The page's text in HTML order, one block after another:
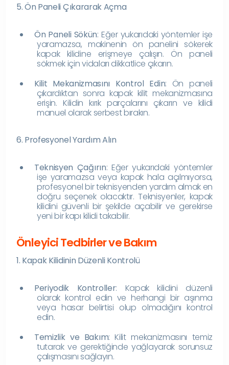
5. Ön Paneli Çıkararak Açma
Ön Paneli Sökün: Eğer yukarıdaki yöntemler işe
yaramazsa, makinenin ön panelini sökerek
kapak kilidine erişmeye çalışın. Ön paneli
sökmek için vidaları dikkatlice çıkarın.
Kilit Mekanizmasını Kontrol Edin: Ön paneli
çıkardıktan sonra kapak kilit mekanizmasına
erişin. Kilidin kırık parçalarını çıkarın ve kilidi
manuel olarak serbest bırakın.
6. Profesyonel Yardım Alın
Teknisyen Çağırın: Eğer yukarıdaki yöntemler
işe yaramazsa veya kapak hala açılmıyorsa,
profesyonel bir teknisyenden yardım almak en
doğru seçenek olacaktır. Teknisyenler, kapak
kilidini güvenli bir şekilde açabilir ve gerekirse
yeni bir kapı kilidi takabilir.
Önleyici Tedbirler ve Bakım
1. Kapak Kilidinin Düzenli Kontrolü
Periyodik Kontroller: Kapak kilidini düzenli
olarak kontrol edin ve herhangi bir aşınma
veya hasar belirtisi olup olmadığını kontrol
edin.
Temizlik ve Bakım: Kilit mekanizmasını temiz
tutarak ve gerektiğinde yağlayarak sorunsuz
çalışmasını sağlayın.